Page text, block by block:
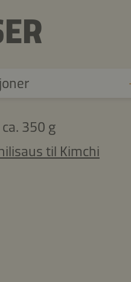
350 g
til Kimchi